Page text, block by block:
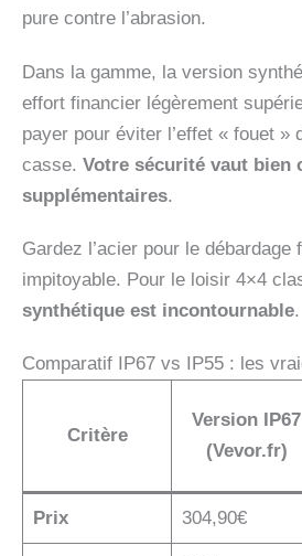
pure contre l’abrasion.
Dans la gamme, la version
effort financier légèrement
payer pour éviter l’effet « fouet »
casse. Votre sécurité vaut bien
supplémentaires.
Gardez l’acier pour le
impitoyable. Pour le loisir 4×4
synthétique est incontournable.
Comparatif IP67 vs IP55 : les
Critère
Version IP67
(Vevor.fr)
Prix 304,90€